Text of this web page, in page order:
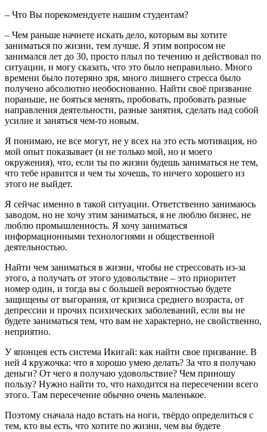
– Что Вы порекомендуете нашим студентам?
– Чем раньше начнете искать дело, которым вы хотите
заниматься по жизни, тем лучше. Я этим вопросом не
занимался лет до 30, просто плыл по течению и действовал по
ситуации, и могу сказать, что это было неправильно. Много
времени было потеряно зря, много лишнего стресса было
получено абсолютно необоснованно. Найти своё призвание
пораньше, не бояться менять, пробовать, пробовать разные
направления деятельности, разные занятия, сделать над собой
усилие и заняться чем-то новым.
Я понимаю, не все могут, не у всех на это есть мотивация, но
мой опыт показывает (и не только мой, но и моего
окружения), что, если ты по жизни будешь заниматься не тем,
что тебе нравится и чем ты хочешь, то ничего хорошего из
этого не выйдет.
Я сейчас именно в такой ситуации. Ответственно занимаюсь
заводом, но не хочу этим заниматься, я не люблю бизнес, не
люблю промышленность. Я хочу заниматься
информационными технологиями и общественной
деятельностью.
Найти чем заниматься в жизни, чтобы не стрессовать из-за
этого, а получать от этого удовольствие – это приоритет
номер один, и тогда вы с большей вероятностью будете
защищены от выгорания, от кризиса среднего возраста, от
депрессии и прочих психических заболеваний, если вы не
будете заниматься тем, что вам не характерно, не свойственно,
неприятно.
У японцев есть система Икигай: как найти свое призвание. В
ней 4 кружочка: что я хорошо умею делать? За что я получаю
деньги? От чего я получаю удовольствие? Чем приношу
пользу? Нужно найти то, что находится на пересечении всего
этого. Там пересечение обычно очень маленькое.
Поэтому сначала надо встать на ноги, твёрдо определиться с
тем, кто вы есть, что хотите по жизни, чем вы будете